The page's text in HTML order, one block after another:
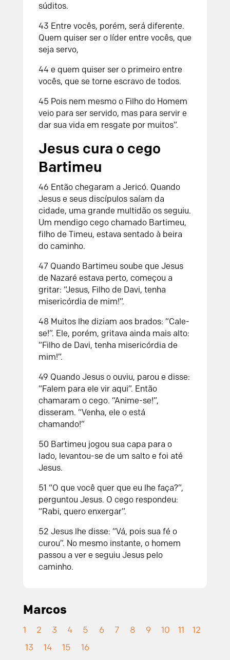
súditos.
43 Entre vocês, porém, será diferente.
Quem quiser ser o líder entre vocês, que
seja servo,
44 e quem quiser ser o primeiro entre
vocês, que se torne escravo de todos.
45 Pois nem mesmo o Filho do Homem
veio para ser servido, mas para servir e
dar sua vida em resgate por muitos”.
Jesus cura o cego
Bartimeu
46 Então chegaram a Jericó. Quando
Jesus e seus discípulos saíam da
cidade, uma grande multidão os seguiu.
Um mendigo cego chamado Bartimeu,
filho de Timeu, estava sentado à beira
do caminho.
47 Quando Bartimeu soube que Jesus
de Nazaré estava perto, começou a
gritar: “Jesus, Filho de Davi, tenha
misericórdia de mim!”.
48 Muitos lhe diziam aos brados: “Cale-
se!”. Ele, porém, gritava ainda mais alto:
“Filho de Davi, tenha misericórdia de
mim!”.
49 Quando Jesus o ouviu, parou e disse:
“Falem para ele vir aqui”. Então
chamaram o cego. “Anime-se!”,
disseram. “Venha, ele o está
chamando!”
50 Bartimeu jogou sua capa para o
lado, levantou-se de um salto e foi até
Jesus.
51 “O que você quer que eu lhe faça?”,
perguntou Jesus. O cego respondeu:
“Rabi, quero enxergar”.
52 Jesus lhe disse: “Vá, pois sua fé o
curou”. No mesmo instante, o homem
passou a ver e seguiu Jesus pelo
caminho.
Marcos
1 2 3 4 5 6 7 8 9 10 11
12
13
14 15 16